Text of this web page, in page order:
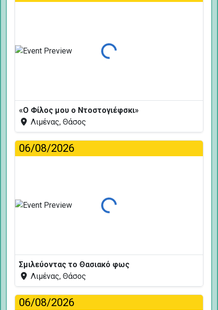
Φόρτωση...
«Ο Φίλος μου ο Ντοστογιέφσκι»
Λιμένας, Θάσος
06/08/2026
Φόρτωση...
Σμιλεύοντας το Θασιακό φως
Λιμένας, Θάσος
06/08/2026